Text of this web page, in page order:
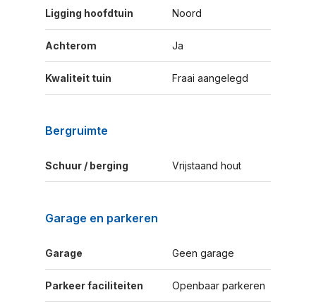
Ligging hoofdtuin Noord
Achterom Ja
Kwaliteit tuin Fraai aangelegd
Bergruimte
Schuur / berging Vrijstaand hout
Garage en parkeren
Garage Geen garage
Parkeer faciliteiten Openbaar parkeren